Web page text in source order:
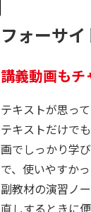
フォーサ
講義動画もチ
テキストが思っ
テキストだけで
画でしっかり学
で、使いやすかっ
副教材の演習ノ
直しするときに